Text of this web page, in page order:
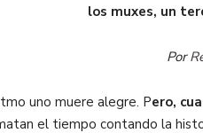
los muxes, un
Por
uno muere alegre. Pero,
el tiempo contando la